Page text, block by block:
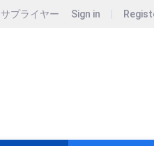
サプライヤー Sign in